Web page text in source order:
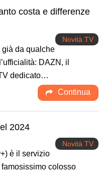
costa e differenze
Novità TV
già da qualche
DAZN, il
dedicato…
Continua
2024
Novità TV
è il servizio
colosso